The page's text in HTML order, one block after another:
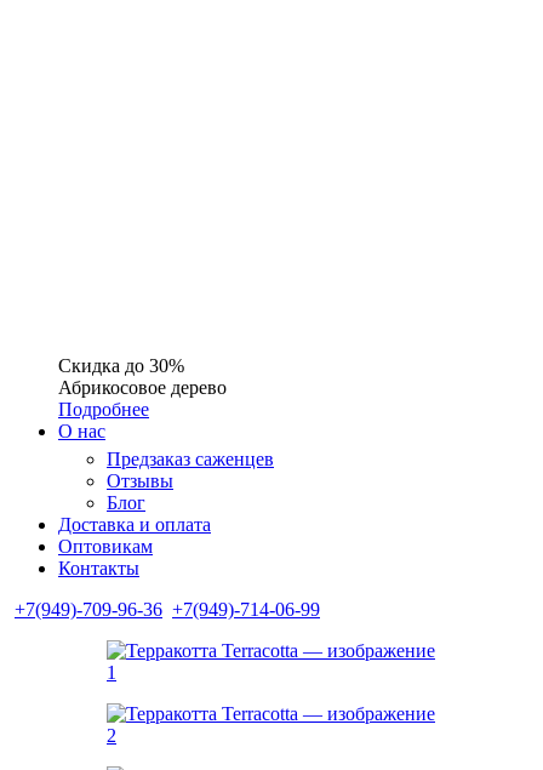
Скидка до 30%
Абрикосовое дерево
Подробнее
О нас
Предзаказ саженцев
Отзывы
Блог
Доставка и оплата
Оптовикам
Контакты
+7(949)-709-96-36 +7(949)-714-06-99